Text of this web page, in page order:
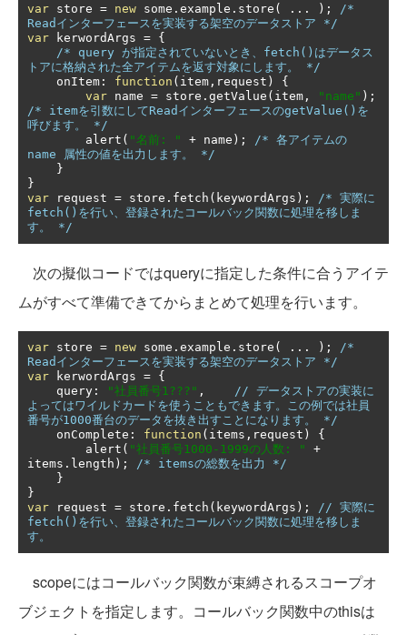
var store = new some . example . store ( ... );
/*
Readインターフェースを実装する架空のデータストア */
var kerwordArgs = {
/* query が指定されていないとき、fetch()はデータス
トアに格納された全アイテムを返す対象にします。 */
    onItem
: function ( item , request )
{
var name = store . getValue ( item , "name" );
/* itemを引数にしてReadインターフェースのgetValue()を
呼びます。 */
        alert
( "名前: " + name );
/* 各アイテムの
name 属性の値を出力します。 */
}
}
var request = store . fetch ( keywordArgs );
/* 実際に
fetch()を行い、登録されたコールバック関数に処理を移しま
す。 */
次の擬似コードではqueryに指定した条件に合うアイテ
ムがすべて準備できてからまとめて処理を行います。
var store = new some . example . store ( ... );
/*
Readインターフェースを実装する架空のデータストア */
var kerwordArgs = {
    query
: "社員番号1???" ,
// データストアの実装に
よってはワイルドカードを使うこともできます。この例では社員
番号が1000番台のデータを抜き出すことになります。 */
    onComplete
: function ( items , request )
{
        alert
( "社員番号1000-1999の人数: "
+
items . length );
/* itemsの総数を出力 */
}
}
var request = store . fetch ( keywordArgs );
// 実際に
fetch()を行い、登録されたコールバック関数に処理を移しま
す。
scopeにはコールバック関数が束縛されるスコープオ
ブジェクトを指定します。コールバック関数中のthisは